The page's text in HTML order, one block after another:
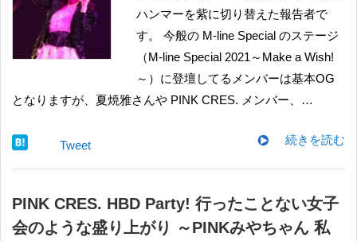
ハンマーを紫に切り替えた報告者で
す。 今般の M-line Special のステージ
（M-line Special 2021～Make a Wish!
～）に登壇してるメンバーは基本OG
となりますが、夏焼雅さんや PINK CRES. メンバー、…
続きを読む
Tweet
PINK CRES. HBD Party! 行ったことない女子
会のような盛り上がり ～PINKみやちゃん 私